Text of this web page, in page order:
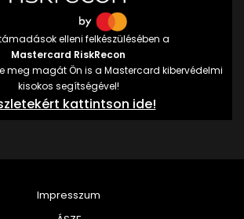
elleni felkészülésében a
Mastercard RiskRecon
meg magát Ön is a Mastercard kibervédelmi
kisokos segítségével!
kattintson ide!
Impresszum